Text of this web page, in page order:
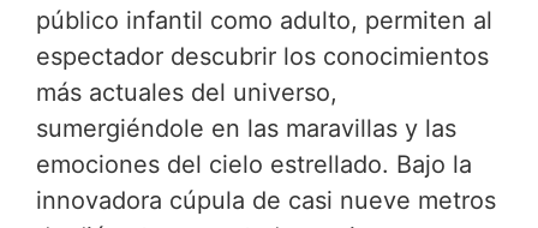
público infantil como adulto, permiten al
espectador descubrir los conocimientos
más actuales del universo,
sumergiéndole en las maravillas y las
emociones del cielo estrellado. Bajo la
innovadora cúpula de casi nueve metros